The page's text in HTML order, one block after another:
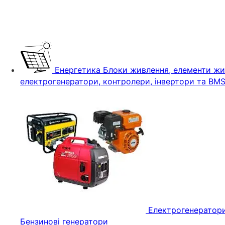
Енергетика Блоки живлення, елементи
електрогенератори, контролери, інвертори та BMS
Бензинові генератори